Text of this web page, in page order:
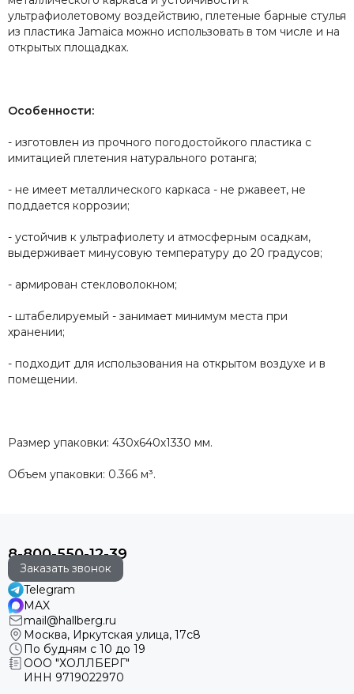
ультрафиолетовому воздействию, плетеные барные стулья
из пластика Jamaica можно использовать в том числе и на
открытых площадках.
Особенности:
- изготовлен из прочного погодостойкого пластика с
имитацией плетения натурального ротанга;
- не имеет металлического каркаса - не ржавеет, не
поддается коррозии;
- устойчив к ультрафиолету и атмосферным осадкам,
выдерживает минусовую температуру до 20 градусов;
- армирован стекловолокном;
- штабелируемый - занимает минимум места при
хранении;
- подходит для использования на открытом воздухе и в
помещении.
Размер упаковки: 430х640х1330 мм.
Объем упаковки: 0.366 м³.
8-800-550-12-39
Заказать звонок
Telegram
MAX
mail@hallberg.ru
Москва, Иркутская улица, 17с8
По будням с 10 до 19
ООО "ХОЛЛБЕРГ"
ИНН 9719022970